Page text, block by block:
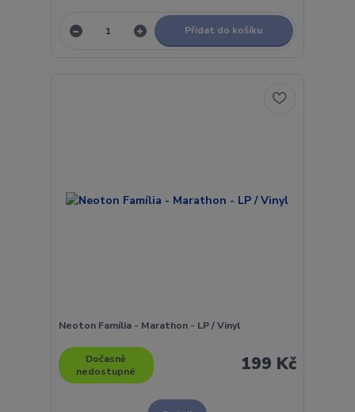
Přidat do košíku
Neoton Família - Marathon - LP / Vinyl
199 Kč
Dočasně
nedostupné